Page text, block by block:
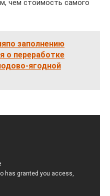
чем стоимость самого
заполнению
о переработке
ягодной